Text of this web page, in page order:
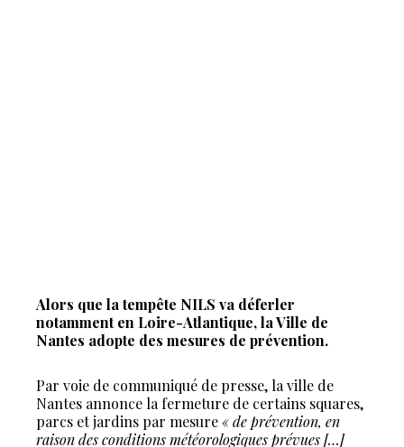
Alors que la tempête NILS va déferler
notamment en Loire-Atlantique, la Ville de
Nantes adopte des mesures de prévention.
Par voie de communiqué de presse, la ville de
Nantes annonce la fermeture de certains squares,
parcs et jardins par mesure« de prévention, en
raison des conditions météorologiques prévues […]